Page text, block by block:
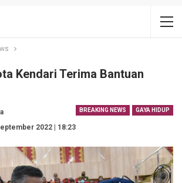
Kendari Terima Bantuan
BREAKING NEWS GAYA HIDUP
2022 | 18:23